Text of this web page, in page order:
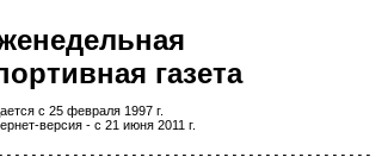
газета
с 25 февраля 1997 г.
версия - с 21 июня 2011 г.